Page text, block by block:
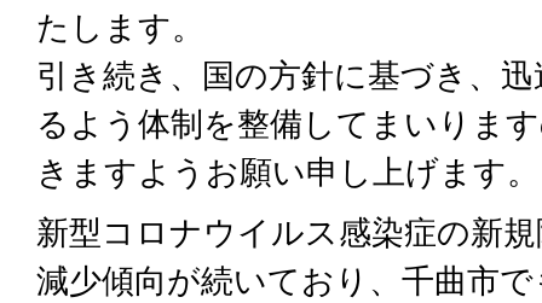
たします。
引き続き、国の方針に基づき、
るよう体制を整備してまいりま
きますようお願い申し上げます。
新型コロナウイルス感染症の新
減少傾向が続いており、千曲市